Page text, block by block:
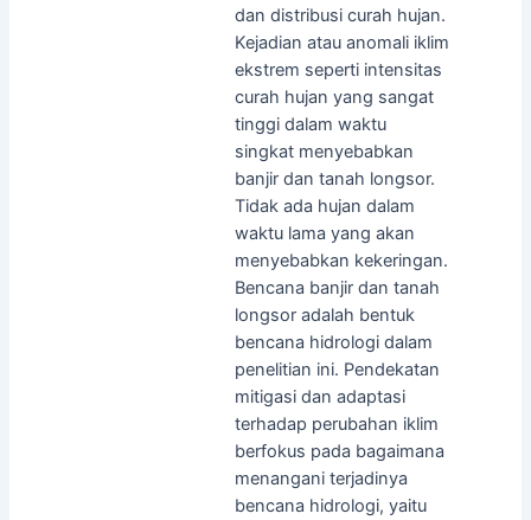
dan distribusi curah hujan.
Kejadian atau anomali iklim
ekstrem seperti intensitas
curah hujan yang sangat
tinggi dalam waktu
singkat menyebabkan
banjir dan tanah longsor.
Tidak ada hujan dalam
waktu lama yang akan
menyebabkan kekeringan.
Bencana banjir dan tanah
longsor adalah bentuk
bencana hidrologi dalam
penelitian ini. Pendekatan
mitigasi dan adaptasi
terhadap perubahan iklim
berfokus pada bagaimana
menangani terjadinya
bencana hidrologi, yaitu